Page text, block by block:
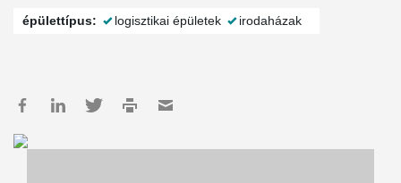
épülettípus: logisztikai épületek irodaházak